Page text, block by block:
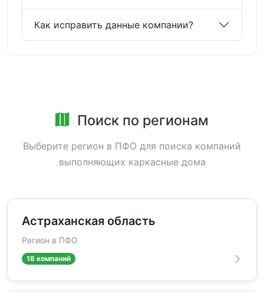
Как исправить данные компании?
Поиск по регионам
Выберите регион в ПФО для поиска компаний
выполняющих каркасные дома
Астраханская область
Регион в ПФО
18 компаний